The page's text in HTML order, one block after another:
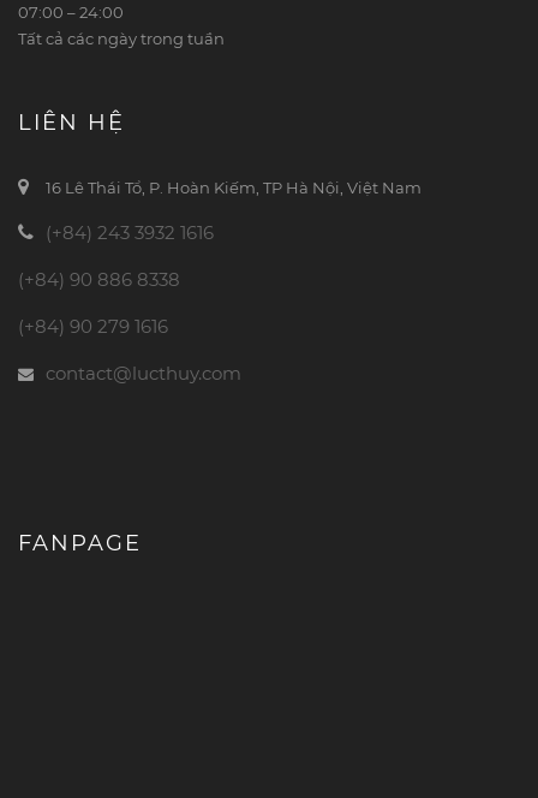
07:00 – 24:00
Tất cả các ngày trong tuần
LIÊN HỆ
16 Lê Thái Tổ, P. Hoàn Kiếm, TP Hà Nội, Việt Nam
(+84) 243 3932 1616
(+84) 90 886 8338
(+84) 90 279 1616
contact@lucthuy.com
FANPAGE